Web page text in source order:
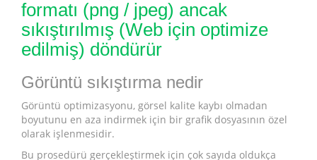
formatı (png / jpeg) ancak
sıkıştırılmış (Web için optimize
edilmiş) döndürür
Görüntü sıkıştırma nedir
Görüntü optimizasyonu, görsel kalite kaybı olmadan
boyutunu en aza indirmek için bir grafik dosyasının özel
olarak işlenmesidir.
Bu prosedürü gerçekleştirmek için çok sayıda oldukça